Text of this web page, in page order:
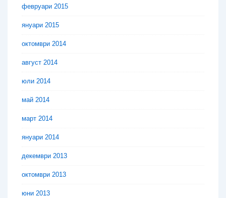
февруари 2015
януари 2015
октомври 2014
август 2014
юли 2014
май 2014
март 2014
януари 2014
декември 2013
октомври 2013
юни 2013